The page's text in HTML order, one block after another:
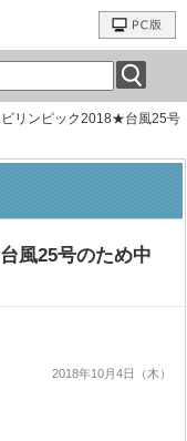
リンピック2018★台風25号
風25号のため中
2018年10月4日（木）